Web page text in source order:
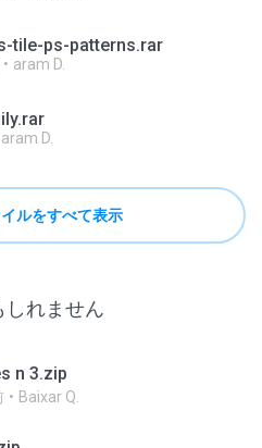
tile-ps-patterns.rar
aram D.
aram D.
ルをすべて表示
しれません
n 3.zip
Baixar Q.